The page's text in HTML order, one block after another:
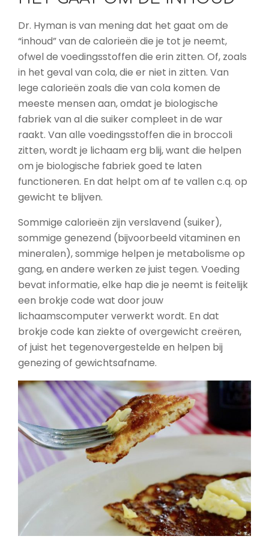
Dr. Hyman is van mening dat het gaat om de
“inhoud” van de calorieën die je tot je neemt,
ofwel de voedingsstoffen die erin zitten. Of, zoals
in het geval van cola, die er niet in zitten. Van
lege calorieën zoals die van cola komen de
meeste mensen aan, omdat je biologische
fabriek van al die suiker compleet in de war
raakt. Van alle voedingsstoffen die in broccoli
zitten, wordt je lichaam erg blij, want die helpen
om je biologische fabriek goed te laten
functioneren. En dat helpt om af te vallen c.q. op
gewicht te blijven.
Sommige calorieën zijn verslavend (suiker),
sommige genezend (bijvoorbeeld vitaminen en
mineralen), sommige helpen je metabolisme op
gang, en andere werken ze juist tegen. Voeding
bevat informatie, elke hap die je neemt is feitelijk
een brokje code wat door jouw
lichaamscomputer verwerkt wordt. En dat
brokje code kan ziekte of overgewicht creëren,
of juist het tegenovergestelde en helpen bij
genezing of gewichtsafname.